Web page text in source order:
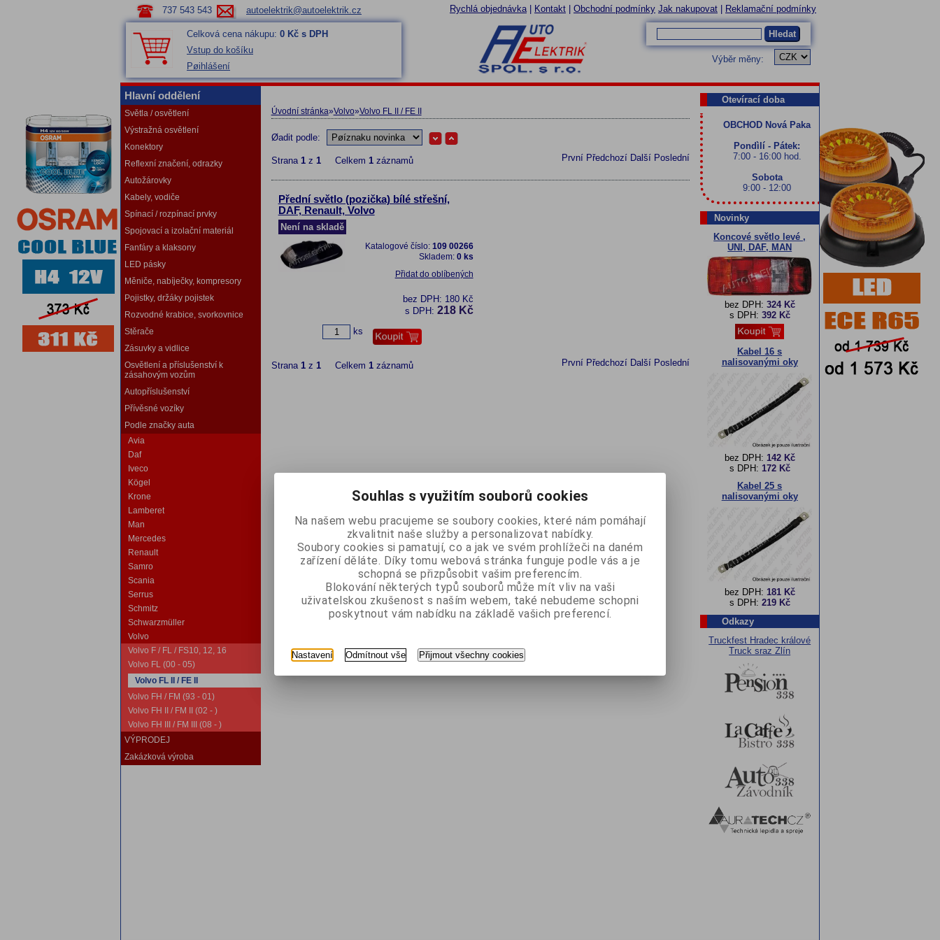
Rychlá objednávka Kontakt Obchodní podmínky Jak nakupovat Reklamační podmínky
737 543 543 autoelektrik@autoelektrik.cz
Celková cena nákupu: 0 Kč s DPH
Vstup do košíku
Pøihlášení
Hledat
Výběr měny:
Hlavní oddělení
Světla / osvětlení
Výstražná osvětlení
Konektory
Reflexní značení, odrazky
Autožárovky
Kabely, vodiče
Spínací / rozpínací prvky
Spojovací a izolační materiál
Fanfáry a klaksony
LED pásky
Měniče, nabíječky, kompresory
Pojistky, držáky pojistek
Rozvodné krabice, svorkovnice
Stěrače
Zásuvky a vidlice
Osvětlení a příslušenství k
zásahovým vozům
Autopříslušenství
Přívěsné vozíky
Podle značky auta
Avia
Daf
Iveco
Kögel
Krone
Lamberet
Man
Mercedes
Renault
Samro
Scania
Serrus
Schmitz
Schwarzmüller
Volvo
Volvo F / FL / FS10, 12, 16
Volvo FL (00 - 05)
Volvo FL II / FE II
Volvo FH / FM (93 - 01)
Volvo FH II / FM II (02 - )
Volvo FH III / FM III (08 - )
VÝPRODEJ
Zakázková výroba
Úvodní stránka»Volvo»Volvo FL II / FE II
Øadit podle:
Strana 1z 1Celkem 1záznamů První Předchozí Další Poslední
Přední světlo (pozička) bílé střešní,
DAF, Renault, Volvo
Není na skladě
Katalogové číslo: 109 00266
Skladem: 0 ks
Přidat do oblíbených
bez DPH: 180 Kč
s DPH: 218 Kč
ks
Strana 1z 1Celkem 1záznamů První Předchozí Další Poslední
Otevírací doba
OBCHOD Nová Paka
Pondìlí - Pátek:
7:00 - 16:00 hod.
Sobota
9:00 - 12:00
Novinky
Koncové světlo levé ,
UNI, DAF, MAN
bez DPH: 324 Kč
s DPH: 392 Kč
Kabel 16 s
nalisovanými oky
bez DPH: 142 Kč
s DPH: 172 Kč
Kabel 25 s
nalisovanými oky
bez DPH: 181 Kč
s DPH: 219 Kč
Odkazy
Truckfest Hradec králové
Truck sraz Zlín
Souhlas s využitím souborů cookies
Na našem webu pracujeme se soubory cookies, které nám pomáhají
zkvalitnit naše služby a personalizovat nabídky.
Soubory cookies si pamatují, co a jak ve svém prohlížeči na daném
zařízení děláte. Díky tomu webová stránka funguje podle vás a je
schopná se přizpůsobit vašim preferencím.
Blokování některých typů souborů může mít vliv na vaši
uživatelskou zkušenost s naším webem, také nebudeme schopni
poskytnout vám nabídku na základě vašich preferencí.
Nastavení Odmítnout vše Přijmout všechny cookies